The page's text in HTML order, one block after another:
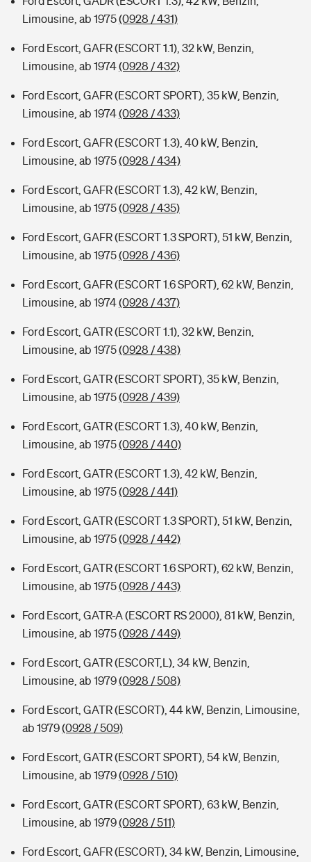
Limousine, ab 1975(0928 / 431)
Ford Escort, GAFR (ESCORT 1.1), 32 kW, Benzin,
Limousine, ab 1974(0928 / 432)
Ford Escort, GAFR (ESCORT SPORT), 35 kW, Benzin,
Limousine, ab 1974(0928 / 433)
Ford Escort, GAFR (ESCORT 1.3), 40 kW, Benzin,
Limousine, ab 1975(0928 / 434)
Ford Escort, GAFR (ESCORT 1.3), 42 kW, Benzin,
Limousine, ab 1975(0928 / 435)
Ford Escort, GAFR (ESCORT 1.3 SPORT), 51 kW, Benzin,
Limousine, ab 1975(0928 / 436)
Ford Escort, GAFR (ESCORT 1.6 SPORT), 62 kW, Benzin,
Limousine, ab 1974(0928 / 437)
Ford Escort, GATR (ESCORT 1.1), 32 kW, Benzin,
Limousine, ab 1975(0928 / 438)
Ford Escort, GATR (ESCORT SPORT), 35 kW, Benzin,
Limousine, ab 1975(0928 / 439)
Ford Escort, GATR (ESCORT 1.3), 40 kW, Benzin,
Limousine, ab 1975(0928 / 440)
Ford Escort, GATR (ESCORT 1.3), 42 kW, Benzin,
Limousine, ab 1975(0928 / 441)
Ford Escort, GATR (ESCORT 1.3 SPORT), 51 kW, Benzin,
Limousine, ab 1975(0928 / 442)
Ford Escort, GATR (ESCORT 1.6 SPORT), 62 kW, Benzin,
Limousine, ab 1975(0928 / 443)
Ford Escort, GATR-A (ESCORT RS 2000), 81 kW, Benzin,
Limousine, ab 1975(0928 / 449)
Ford Escort, GATR (ESCORT,L), 34 kW, Benzin,
Limousine, ab 1979(0928 / 508)
Ford Escort, GATR (ESCORT), 44 kW, Benzin, Limousine,
ab 1979(0928 / 509)
Ford Escort, GATR (ESCORT SPORT), 54 kW, Benzin,
Limousine, ab 1979(0928 / 510)
Ford Escort, GATR (ESCORT SPORT), 63 kW, Benzin,
Limousine, ab 1979(0928 / 511)
Ford Escort, GAFR (ESCORT), 34 kW, Benzin, Limousine,